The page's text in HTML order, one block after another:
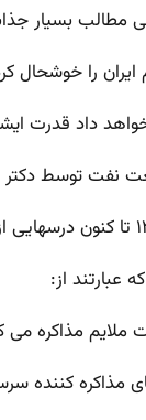
بسیار جذابتر و
ایران را
داد قدرت
نفت توسط دکتر
عبارتند از: